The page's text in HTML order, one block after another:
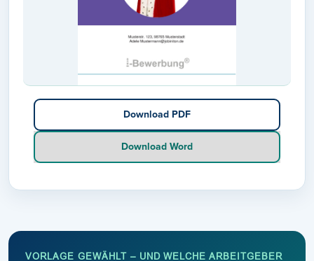
Download PDF
Download Word
VORLAGE GEWÄHLT – UND WELCHE ARBEITGEBER